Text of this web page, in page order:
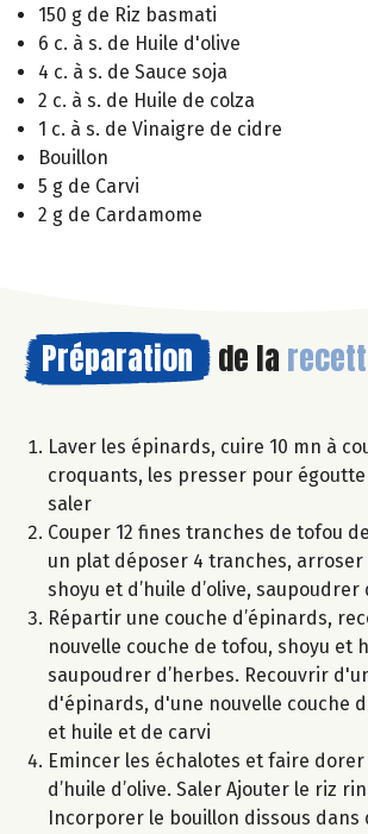
150 g de Riz basmati
6 c. à s. de Huile d'olive
4 c. à s. de Sauce soja
2 c. à s. de Huile de colza
1 c. à s. de Vinaigre de cidre
Bouillon
5 g de Carvi
2 g de Cardamome
Préparation de la
Laver les épinards, cuire 10 mn à
croquants, les presser pour
saler
Couper 12 fines tranches de tofou
un plat déposer 4 tranches, arroser
shoyu et d’huile d’olive, saupoudrer
Répartir une couche d’épinards,
nouvelle couche de tofou, shoyu et
saupoudrer d’herbes. Recouvrir
d'épinards, d'une nouvelle couche
et huile et de carvi
Emincer les échalotes et faire dorer
d’huile d’olive. Saler Ajouter le riz
Incorporer le bouillon dissous dans